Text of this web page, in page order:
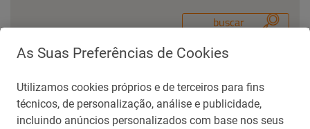
Contato para Imprensa
repsolsinopecbrasil@aliarp.com.br
As Suas Preferências de Cookies
Utilizamos cookies próprios e de terceiros para fins
técnicos, de personalização, análise e publicidade,
incluindo anúncios personalizados com base nos seus